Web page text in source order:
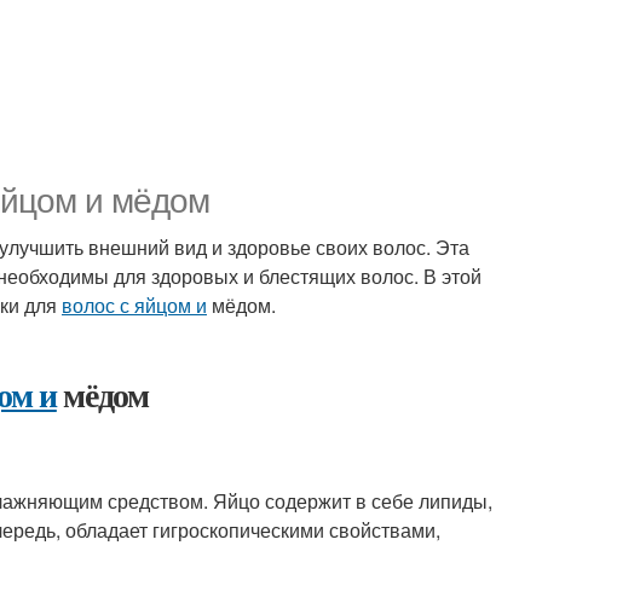
и мёдом
внешний вид и здоровье своих волос. Эта
для здоровых и блестящих волос. В этой
для волос с яйцом и мёдом.
имёдом
средством. Яйцо содержит в себе липиды,
обладает гигроскопическими свойствами,